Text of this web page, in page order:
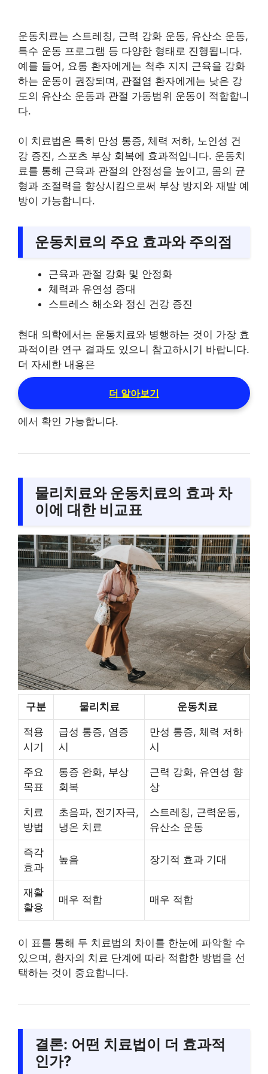
운동치료는 스트레칭, 근력 강화 운동, 유산소 운동,
특수 운동 프로그램 등 다양한 형태로 진행됩니다.
예를 들어, 요통 환자에게는 척추 지지 근육을 강화
하는 운동이 권장되며, 관절염 환자에게는 낮은 강
도의 유산소 운동과 관절 가동범위 운동이 적합합니
다.
이 치료법은 특히 만성 통증, 체력 저하, 노인성 건
강 증진, 스포츠 부상 회복에 효과적입니다. 운동치
료를 통해 근육과 관절의 안정성을 높이고, 몸의 균
형과 조절력을 향상시킴으로써 부상 방지와 재발 예
방이 가능합니다.
운동치료의 주요 효과와 주의점
근육과 관절 강화 및 안정화
체력과 유연성 증대
스트레스 해소와 정신 건강 증진
현대 의학에서는 운동치료와 병행하는 것이 가장 효
과적이란 연구 결과도 있으니 참고하시기 바랍니다.
더 자세한 내용은
더 알아보기
에서 확인 가능합니다.
물리치료와 운동치료의 효과 차
이에 대한 비교표
구분 물리치료 운동치료
적용
시기
급성 통증, 염증
시
만성 통증, 체력 저하
시
주요
목표
통증 완화, 부상
회복
근력 강화, 유연성 향
상
치료
방법
초음파, 전기자극,
냉온 치료
스트레칭, 근력운동,
유산소 운동
즉각
효과
높음 장기적 효과 기대
재활
활용
매우 적합 매우 적합
이 표를 통해 두 치료법의 차이를 한눈에 파악할 수
있으며, 환자의 치료 단계에 따라 적합한 방법을 선
택하는 것이 중요합니다.
결론: 어떤 치료법이 더 효과적
인가?